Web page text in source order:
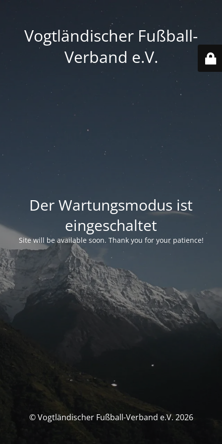
Vogtländischer Fußball-
Verband e.V.
Der Wartungsmodus ist
eingeschaltet
Site will be available soon. Thank you for your patience!
© Vogtländischer Fußball-Verband e.V. 2026